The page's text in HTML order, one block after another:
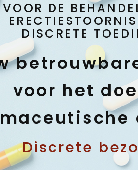
VOOR DE
DISCRETE
voor het
Discrete